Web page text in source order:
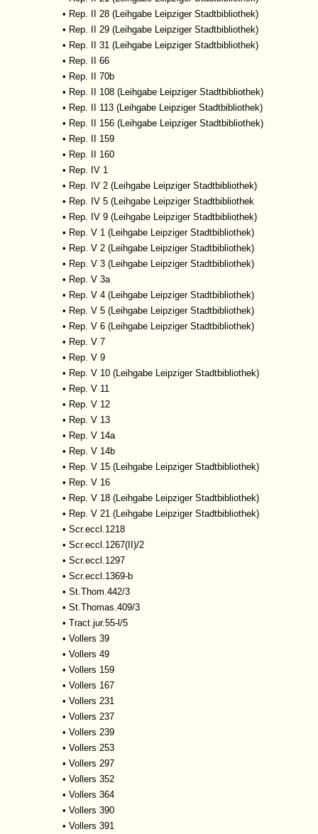
• Rep. II 28 (Leihgabe Leipziger Stadtbibliothek)
• Rep. II 29 (Leihgabe Leipziger Stadtbibliothek)
• Rep. II 31 (Leihgabe Leipziger Stadtbibliothek)
• Rep. II 66
• Rep. II 70b
• Rep. II 108 (Leihgabe Leipziger Stadtbibliothek)
• Rep. II 113 (Leihgabe Leipziger Stadtbibliothek)
• Rep. II 156 (Leihgabe Leipziger Stadtbibliothek)
• Rep. II 159
• Rep. II 160
• Rep. IV 1
• Rep. IV 2 (Leihgabe Leipziger Stadtbibliothek)
• Rep. IV 5 (Leihgabe Leipziger Stadtbibliothek
• Rep. IV 9 (Leihgabe Leipziger Stadtbibliothek)
• Rep. V 1 (Leihgabe Leipziger Stadtbibliothek)
• Rep. V 2 (Leihgabe Leipziger Stadtbibliothek)
• Rep. V 3 (Leihgabe Leipziger Stadtbibliothek)
• Rep. V 3a
• Rep. V 4 (Leihgabe Leipziger Stadtbibliothek)
• Rep. V 5 (Leihgabe Leipziger Stadtbibliothek)
• Rep. V 6 (Leihgabe Leipziger Stadtbibliothek)
• Rep. V 7
• Rep. V 9
• Rep. V 10 (Leihgabe Leipziger Stadtbibliothek)
• Rep. V 11
• Rep. V 12
• Rep. V 13
• Rep. V 14a
• Rep. V 14b
• Rep. V 15 (Leihgabe Leipziger Stadtbibliothek)
• Rep. V 16
• Rep. V 18 (Leihgabe Leipziger Stadtbibliothek)
• Rep. V 21 (Leihgabe Leipziger Stadtbibliothek)
• Scr.eccl.1218
• Scr.eccl.1267(II)/2
• Scr.eccl.1297
• Scr.eccl.1369-b
• St.Thom.442/3
• St.Thomas.409/3
• Tract.jur.55-l/5
• Vollers 39
• Vollers 49
• Vollers 159
• Vollers 167
• Vollers 231
• Vollers 237
• Vollers 239
• Vollers 253
• Vollers 297
• Vollers 352
• Vollers 364
• Vollers 390
• Vollers 391